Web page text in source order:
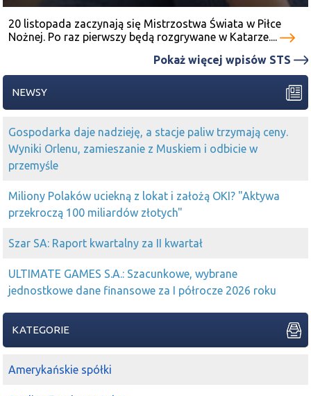
20 listopada zaczynają się Mistrzostwa Świata w Piłce
Nożnej. Po raz pierwszy będą rozgrywane w Katarze....
Pokaż więcej wpisów STS
NEWSY
Gospodarka daje nadzieję, a stacje paliw trzymają ceny.
Wyniki Orlenu, zamieszanie z Muskiem i odbicie w
przemyśle
Miliony Polaków uciekną z lokat i założą OKI? "Aktywa
przekroczą 100 miliardów złotych"
Szar SA: Raport kwartalny za II kwartał
ULTIMATE GAMES S.A.: Szacunkowe, wybrane
jednostkowe dane finansowe za I półrocze 2026 roku
KATEGORIE
Amerykańskie spółki